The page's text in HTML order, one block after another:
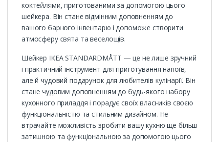
коктейлями, приготованими за допомогою цього
шейкера. Він стане відмінним доповненням до
вашого барного інвентарю і допоможе створити
атмосферу свята та веселощів.
Шейкер ІКЕА STANDARDMÅTT — це не лише зручний
і практичний інструмент для приготування напоїв,
але й чудовий подарунок для любителів кулінарії. Він
стане чудовим доповненням до будь-якого набору
кухонного приладдя і порадує своїх власників своєю
функціональністю та стильним дизайном. Не
втрачайте можливість зробити вашу кухню ще більш
затишною та функціональною за допомогою цього